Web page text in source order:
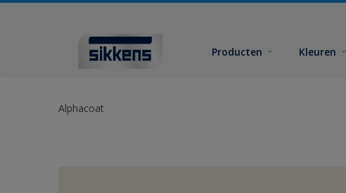
Producten Kleuren
Alphacoat